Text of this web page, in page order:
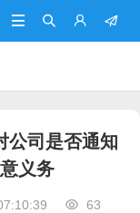




公司是否通知
义务
 63